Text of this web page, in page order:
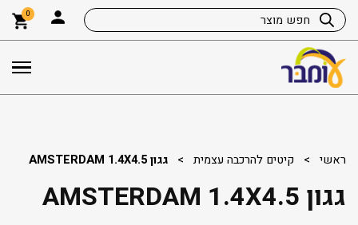
0
ראשי > קיטים להרכבה עצמית > גגון AMSTERDAM 1.4X4.5
גגון AMSTERDAM 1.4X4.5